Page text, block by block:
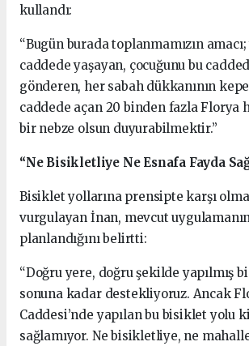
kullandı:
“Bugün burada toplanmamızın
caddede yaşayan, çocuğunu bu
gönderen, her sabah dükkanının
caddede açan 20 binden fazla Florya
bir nebze olsun duyurabilmektir.”
“Ne Bisikletliye Ne Esnafa Fayda
Bisiklet yollarına prensipte karşı
vurgulayan İnan, mevcut
planlandığını belirtti:
“Doğru yere, doğru şekilde yapılmış
sonuna kadar destekliyoruz. Ancak
Caddesi’nde yapılan bu bisiklet yolu
sağlamıyor. Ne bisikletliye, ne